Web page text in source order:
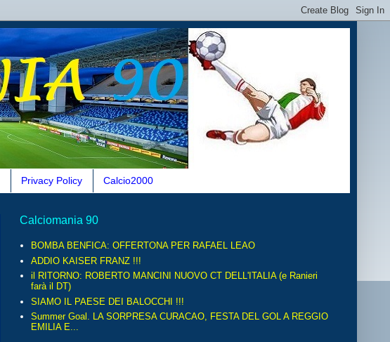
Privacy Policy Calcio2000
Calciomania 90
BOMBA BENFICA: OFFERTONA PER RAFAEL LEAO
ADDIO KAISER FRANZ !!!
il RITORNO: ROBERTO MANCINI NUOVO CT DELL'ITALIA (e Ranieri
farà il DT)
SIAMO IL PAESE DEI BALOCCHI !!!
Summer Goal. LA SORPRESA CURACAO, FESTA DEL GOL A REGGIO
EMILIA E...